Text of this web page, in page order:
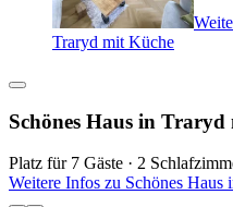
Traryd mit Küche
Schönes Haus in
Platz für 7 Gäste · 2
Weitere Infos zu Schönes